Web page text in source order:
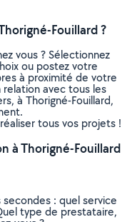
Fouillard ?
vous ? Sélectionnez
ou postez votre
à proximité de votre
relation avec tous les
à Thorigné-Fouillard,
tous vos projets !
à Thorigné-Fouillard
: quel service
type de prestataire,